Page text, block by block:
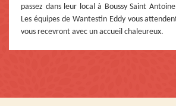
passez dans leur local à Boussy Saint
Les équipes de Wantestin Eddy vous
vous recevront avec un accueil chaleureux.